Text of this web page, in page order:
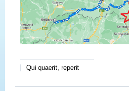
Qui quaerit, reperit